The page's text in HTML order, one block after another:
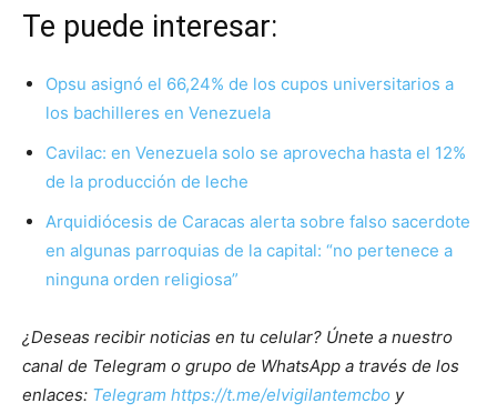
Te puede interesar:
Opsu asignó el 66,24% de los cupos universitarios a
los bachilleres en Venezuela
Cavilac: en Venezuela solo se aprovecha hasta el 12%
de la producción de leche
Arquidiócesis de Caracas alerta sobre falso sacerdote
en algunas parroquias de la capital: “no pertenece a
ninguna orden religiosa”
¿Deseas recibir noticias en tu celular? Únete a nuestro
canal de Telegram o grupo de WhatsApp a través de los
enlaces: Telegram https://t.me/elvigilantemcbo y